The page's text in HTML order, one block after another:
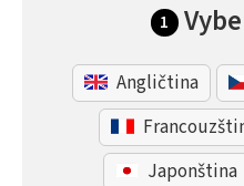
1
Angličtina
Japonština